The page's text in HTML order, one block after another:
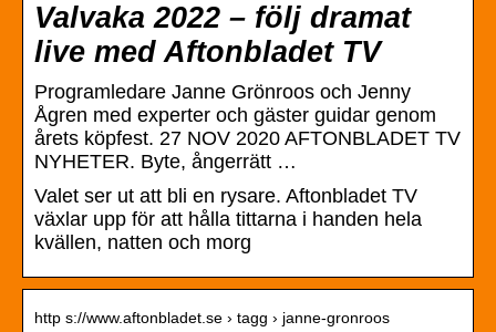
Valvaka 2022 – följ dramat
live med Aftonbladet TV
Programledare Janne Grönroos och Jenny
Ågren med experter och gäster guidar genom
årets köpfest. 27 NOV 2020 AFTONBLADET TV
NYHETER. Byte, ångerrätt …
Valet ser ut att bli en rysare. Aftonbladet TV
växlar upp för att hålla tittarna i handen hela
kvällen, natten och morg
http s://www.aftonbladet.se › tagg › janne-gronroos